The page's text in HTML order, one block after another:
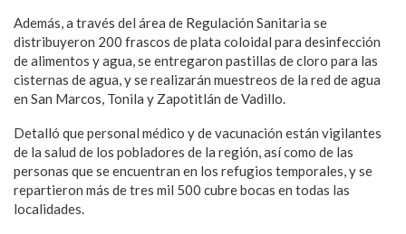
Además, a través del área de Regulación Sanitaria se
distribuyeron 200 frascos de plata coloidal para desinfección
de alimentos y agua, se entregaron pastillas de cloro para las
cisternas de agua, y se realizarán muestreos de la red de agua
en San Marcos, Tonila y Zapotitlán de Vadillo.
Detalló que personal médico y de vacunación están vigilantes
de la salud de los pobladores de la región, así como de las
personas que se encuentran en los refugios temporales, y se
repartieron más de tres mil 500 cubre bocas en todas las
localidades.